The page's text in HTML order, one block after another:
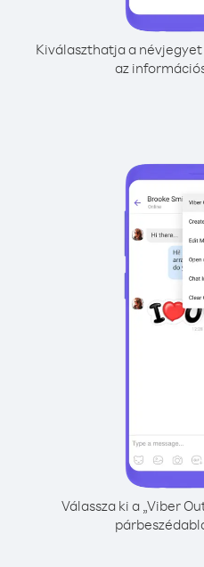
Kiválaszthatja a
az
Válassza ki a „Viber